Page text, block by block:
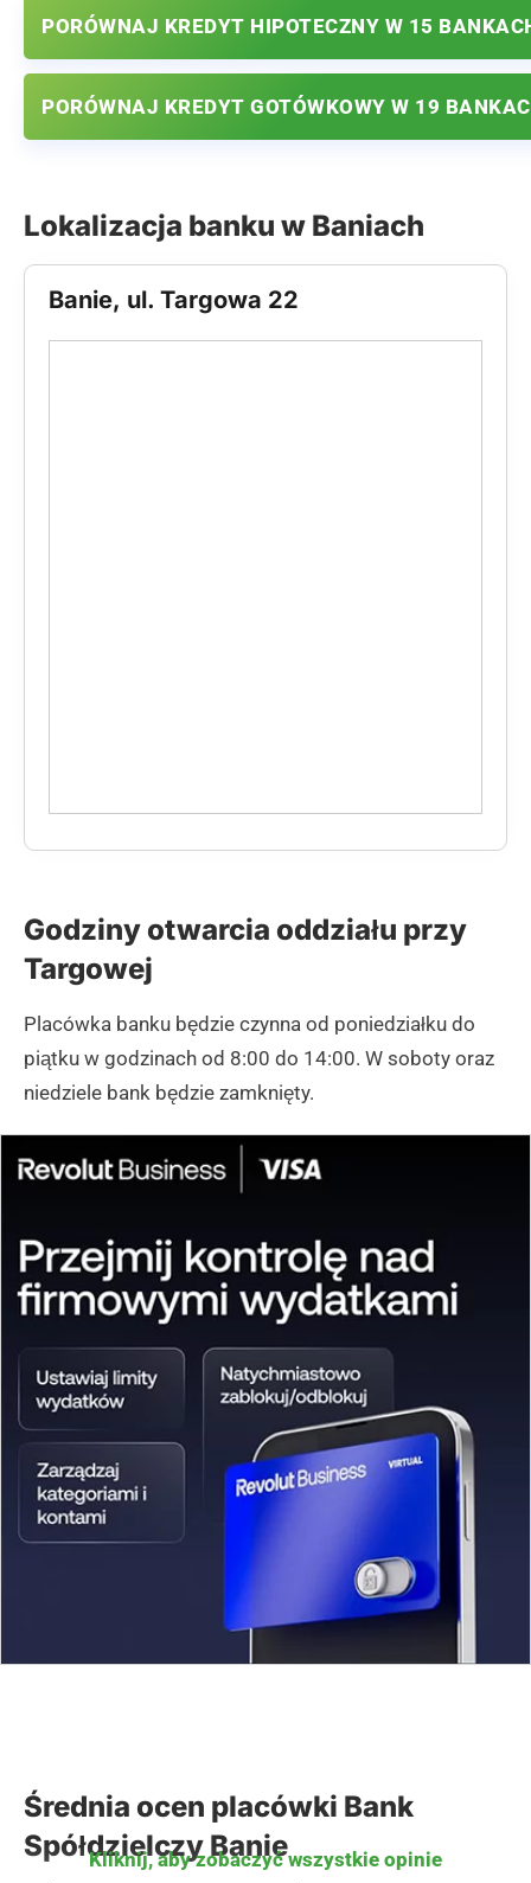
PORÓWNAJ KREDYT HIPOTECZNY W 15
PORÓWNAJ KREDYT GOTÓWKOWY W 19
Lokalizacja banku w Baniach
Banie, ul. Targowa 22
Godziny otwarcia oddziału przy
Targowej
Placówka banku będzie czynna od poniedziałku do
piątku w godzinach od 8:00 do 14:00. W soboty oraz
niedziele bank będzie zamknięty.
Średnia ocen placówki Bank
Spółdzielczy Banie
Kliknij, aby zobaczyć wszystkie opinie